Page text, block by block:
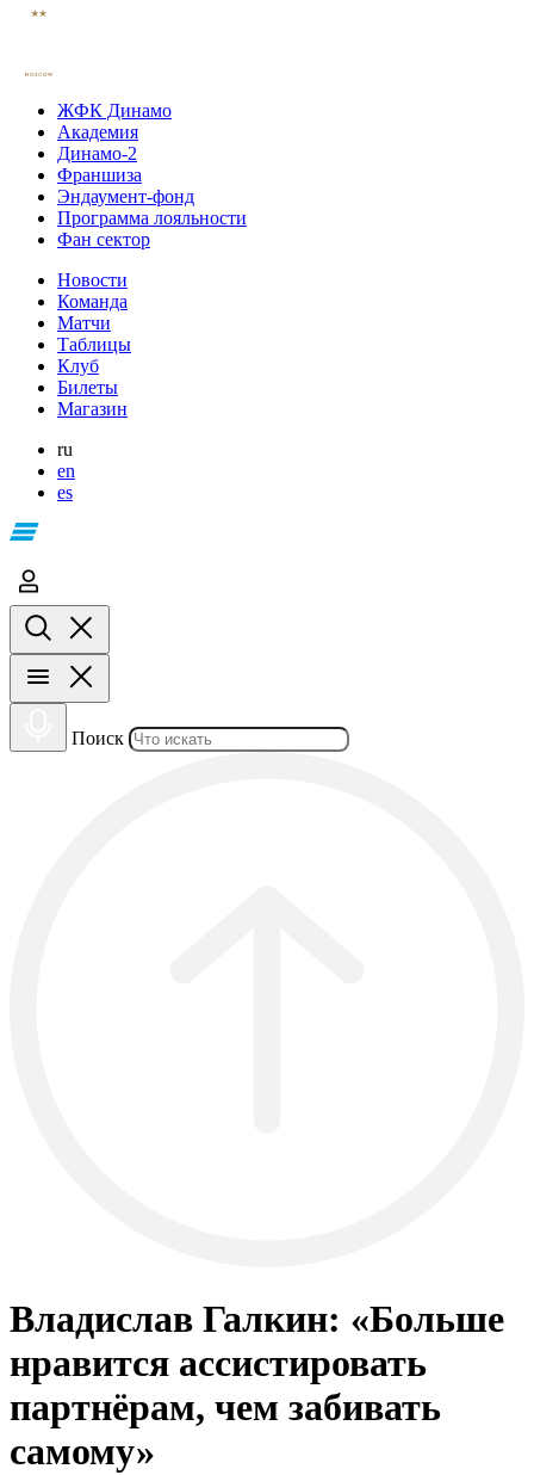
ЖФК Динамо
Академия
Динамо-2
Франшиза
Эндаумент-фонд
Программа лояльности
Фан сектор
Новости
Команда
Матчи
Таблицы
Клуб
Билеты
Магазин
ru
en
es
Поиск
Владислав Галкин: «Больше
нравится ассистировать
партнёрам, чем забивать
самому»